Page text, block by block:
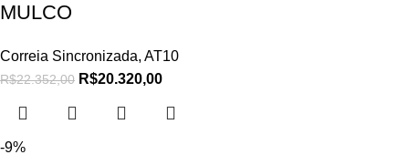
MULCO
Correia Sincronizada, AT10
R$22.352,00 R$20.320,00
-9%